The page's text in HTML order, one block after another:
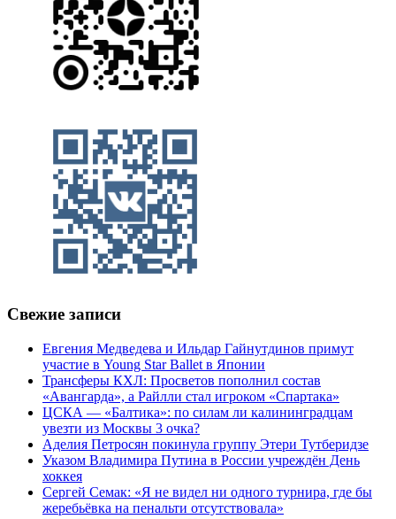
Свежие записи
Евгения Медведева и Ильдар Гайнутдинов примут
участие в Young Star Ballet в Японии
Трансферы КХЛ: Просветов пополнил состав
«Авангарда», а Райлли стал игроком «Спартака»
ЦСКА — «Балтика»: по силам ли калининградцам
увезти из Москвы 3 очка?
Аделия Петросян покинула группу Этери Тутберидзе
Указом Владимира Путина в России учреждён День
хоккея
Сергей Семак: «Я не видел ни одного турнира, где бы
жеребьёвка на пенальти отсутствовала»